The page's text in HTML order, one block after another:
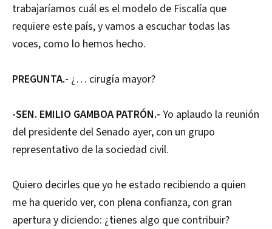
trabajaríamos cuál es el modelo de Fiscalía que
requiere este país, y vamos a escuchar todas las
voces, como lo hemos hecho.
PREGUNTA.- ¿… cirugía mayor?
-SEN. EMILIO GAMBOA PATRÓN.- Yo aplaudo la reunión
del presidente del Senado ayer, con un grupo
representativo de la sociedad civil.
Quiero decirles que yo he estado recibiendo a quien
me ha querido ver, con plena confianza, con gran
apertura y diciendo: ¿tienes algo que contribuir?